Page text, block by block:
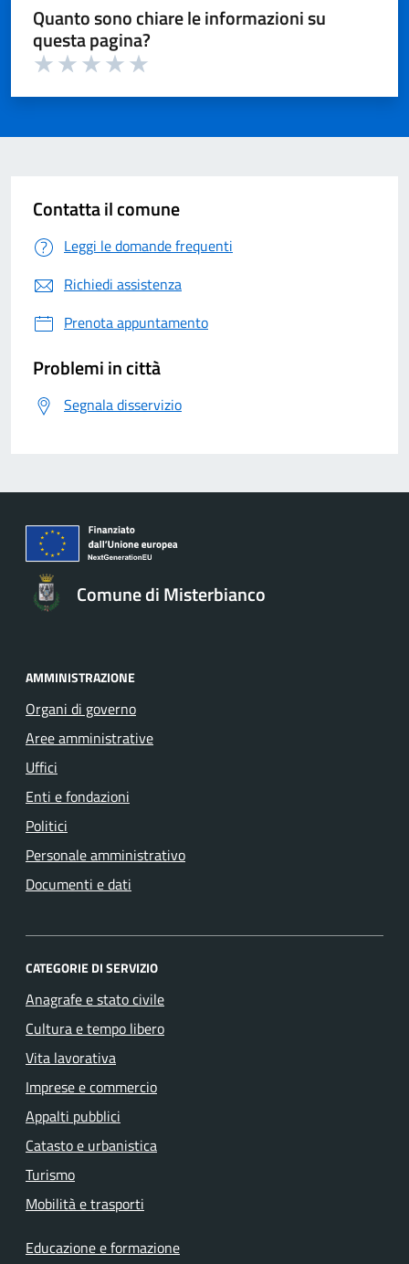
Quanto sono chiare le informazioni su
questa pagina?
Contatta il comune
Leggi le domande frequenti
Richiedi assistenza
Prenota appuntamento
Problemi in città
Segnala disservizio
Comune di Misterbianco
AMMINISTRAZIONE
Organi di governo
Aree amministrative
Uffici
Enti e fondazioni
Politici
Personale amministrativo
Documenti e dati
CATEGORIE DI SERVIZIO
Anagrafe e stato civile
Cultura e tempo libero
Vita lavorativa
Imprese e commercio
Appalti pubblici
Catasto e urbanistica
Turismo
Mobilità e trasporti
Educazione e formazione